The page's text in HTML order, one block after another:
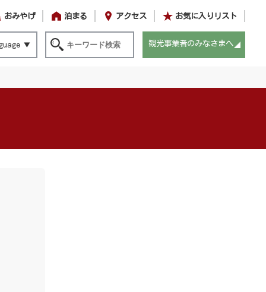
おみやげ 泊まる アクセス お気に入りリスト
観光事業者のみなさまへ